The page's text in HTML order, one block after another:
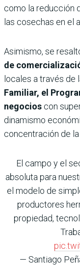
como la reducción
las cosechas en el
Asimismo, se
de
locales a través de
Familiar, el
negocios con
dinamismo
concentración de
El campo y el
absoluta para
el modelo de
productores
propiedad,
— Santiago